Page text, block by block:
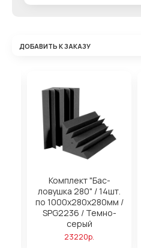
ДОБАВИТЬ К ЗАКАЗУ
Комплект "Бас-
ловушка 280" / 14шт.
по 1000х280х280мм /
SPG2236 / Темно-
серый
23220р.